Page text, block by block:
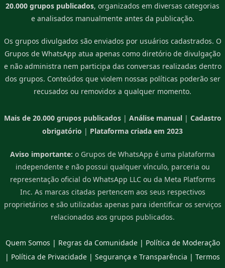
20.000 grupos publicados, organizados em diversas categorias
e analisados manualmente antes da publicação.
Os grupos divulgados são enviados por usuários cadastrados. O
Grupos de WhatsApp atua apenas como diretório de divulgação
e não administra nem participa das conversas realizadas dentro
dos grupos. Conteúdos que violem nossas políticas poderão ser
recusados ou removidos a qualquer momento.
Mais de 20.000 grupos publicados| Análise manual| Cadastro
obrigatório | Plataforma criada em 2023
Aviso importante: o Grupos de WhatsApp é uma plataforma
independente e não possui qualquer vínculo, parceria ou
representação oficial do WhatsApp LLC ou da Meta Platforms
Inc. As marcas citadas pertencem aos seus respectivos
proprietários e são utilizadas apenas para identificar os serviços
relacionados aos grupos publicados.
Quem Somos | Regras da Comunidade| Política de Moderação
| Política de Privacidade | Segurança e Transparência | Termos